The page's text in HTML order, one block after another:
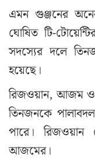
এমন গুঞ্জনের
ঘোষিত টি-
সদস্যের দলে
হয়েছে।
রিজওয়ান, আজম ও
তিনজনকে
পারে। রিজওয়ান
আজমের।